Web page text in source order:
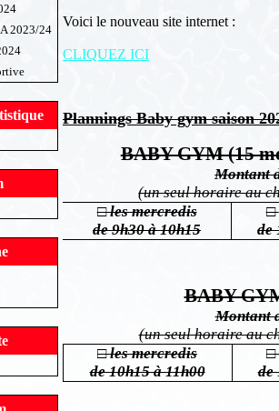
2023/24
Voici le nouveau site internet :
CLIQUEZ ICI
Plannings Baby gym saison
BABY GYM (15
Montant
(un seul horaire au
□ les mercredis
de 9h30 à 10h15
□
de
BABY
Montant
(un seul horaire au
□ les mercredis
de 10h15 à 11h00
□
de